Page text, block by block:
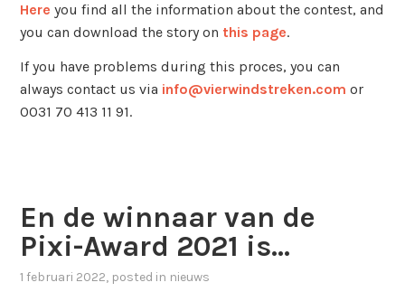
Here you find all the information about the contest, and
you can download the story on this page.
If you have problems during this proces, you can
always contact us via info@vierwindstreken.com or
0031 70 413 11 91.
En de winnaar van de
Pixi-Award 2021 is…
1 februari 2022, posted in nieuws